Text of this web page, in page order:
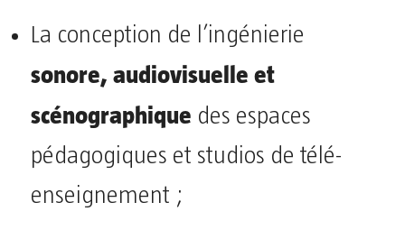
La conception de l’ingénierie
sonore, audiovisuelle et
scénographique des espaces
pédagogiques et studios de télé-
enseignement ;